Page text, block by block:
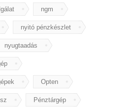
ngm
nyitó pénzkészlet
nyugtaadás
Opten
Pénztárgép